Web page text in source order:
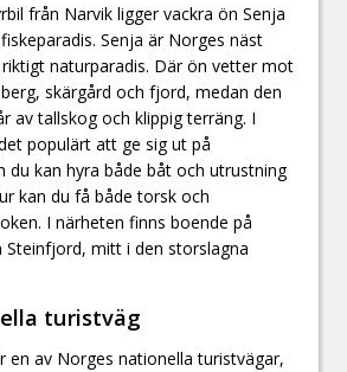
från Narvik ligger vackra ön Senja
Senja är Norges näst
naturparadis. Där ön vetter mot
skärgård och fjord, medan den
av tallskog och klippig terräng. I
populärt att ge sig ut på
du kan hyra både båt och utrustning
kan du få både torsk och
I närheten finns boende på
Steinfjord, mitt i den storslagna
turistväg
en av Norges nationella turistvägar,